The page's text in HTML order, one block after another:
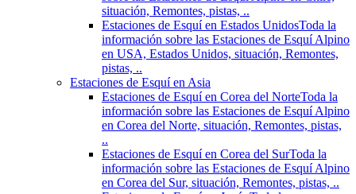
situación, Remontes, pistas, ..
Estaciones de Esquí en Estados UnidosToda la
información sobre las Estaciones de Esquí Alpino
en USA, Estados Unidos, situación, Remontes,
pistas, ..
Estaciones de Esquí en Asia
Estaciones de Esquí en Corea del NorteToda la
información sobre las Estaciones de Esquí Alpino
en Corea del Norte, situación, Remontes, pistas,
..
Estaciones de Esquí en Corea del SurToda la
información sobre las Estaciones de Esquí Alpino
en Corea del Sur, situación, Remontes, pistas, ..